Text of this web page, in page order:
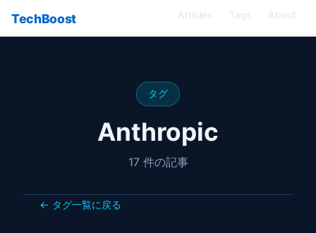
TechBoost Articles Tags About
タグ
Anthropic
17 件の記事
← タグ一覧に戻る